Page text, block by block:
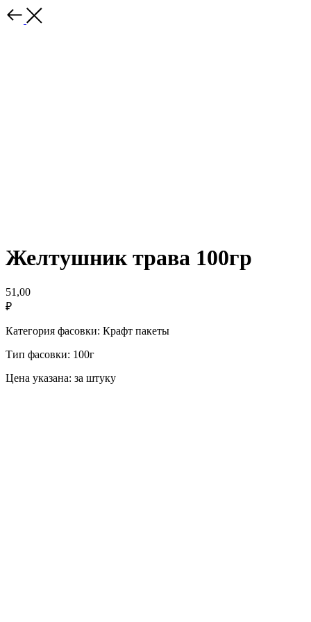
Желтушник трава 100гр
51,00
₽
Категория фасовки: Крафт пакеты
Тип фасовки: 100г
Цена указана: за штуку